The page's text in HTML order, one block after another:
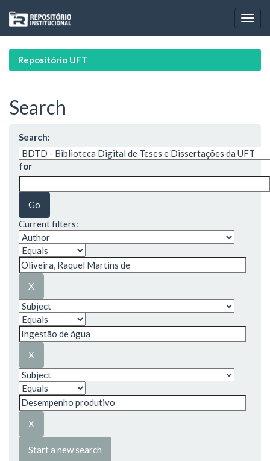
navigation
Repositório UFT
Search
Search:
for
Current filters:
Start a new search